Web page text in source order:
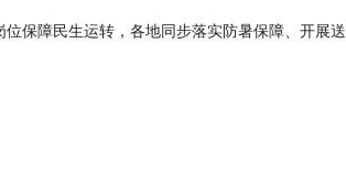
保障民生运转，各地同步落实防暑保障、开展